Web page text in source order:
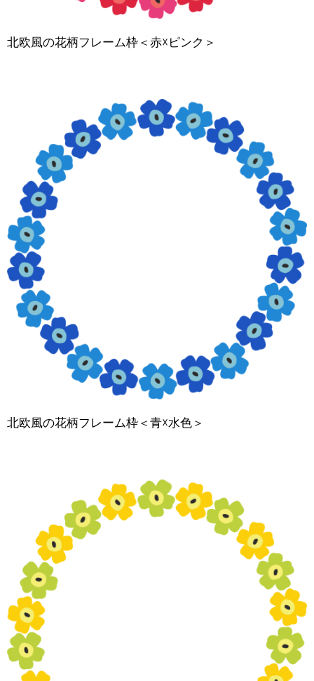
北欧風の花柄フレーム枠＜赤☓ピンク＞
北欧風の花柄フレーム枠＜青☓水色＞